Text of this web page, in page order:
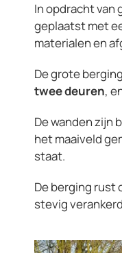
In opdracht van
geplaatst met
materialen en
De grote
twee deuren,
De wanden zijn
het maaiveld
staat.
De berging rust
stevig